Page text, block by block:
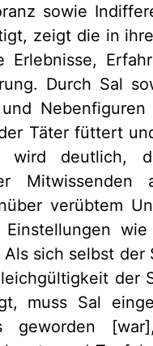
sowie
zeigt die in
Erlebnisse,
Durch Sal
Täter füttert
wird deutlich,
verübtem
sich selbst
der
muss Sal
geworden